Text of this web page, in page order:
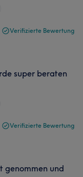
Verifizierte Bewertung
super beraten
Verifizierte Bewertung
genommen und